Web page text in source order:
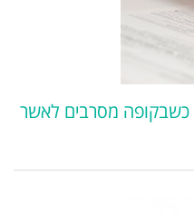
כשבקופה מסרבים לאשר